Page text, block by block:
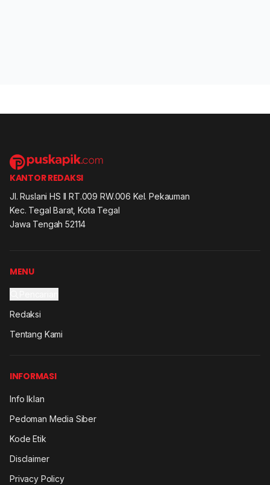
KANTOR REDAKSI
Jl. Ruslani HS II RT.009 RW.006 Kel. Pekauman
Kec. Tegal Barat, Kota Tegal
Jawa Tengah 52114
MENU
Redaksi
Tentang Kami
INFORMASI
Info Iklan
Pedoman Media Siber
Kode Etik
Disclaimer
Privacy Policy